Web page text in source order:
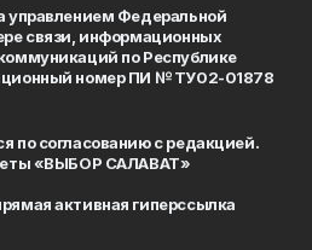
управлением Федеральной
связи, информационных
по Республике
номер ПИ № ТУ02-01878
по согласованию с редакцией.
«ВЫБОР САЛАВАТ»
активная гиперссылка